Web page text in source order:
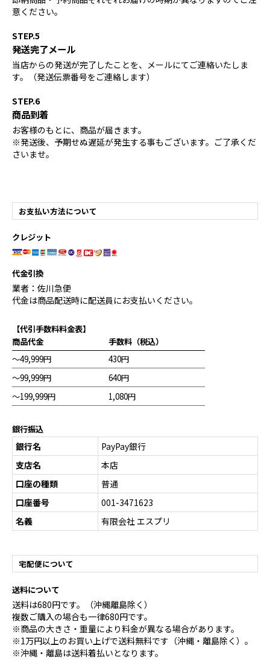
意ください。
STEP.5
発送完了メール
当店からの発送が完了したことを、メールにてご連絡いたしま
す。（発送伝票番号をご連絡します）
STEP.6
商品到着
お客様のもとに、商品が届きます。
※発送後、予期せぬ遅延が発生する事もございます。ご了承くだ
さいませ。
お支払い方法について
クレジット
代金引換
業者：佐川急便
代金は商品配送時に配送員にお支払いください。
【代引手数料料金表】
商品代金
～49,999円
～99,999円
～199,999円
手数料（税込）
430円
640円
1,080円
銀行振込
銀行名
PayPay銀行
支店名
本店
口座の種類
普通
口座番号
001-3471623
名義
有限会社 エスプリ
宅配便について
送料について
送料は680円です。（沖縄離島除く）
複数ご購入の場合も一律680円です。
※商品の大きさ・重量により料金が異なる場合があります。
※1万円以上のお買い上げで送料無料です（沖縄・離島除く）。
※沖縄・離島は送料着払いとなります。